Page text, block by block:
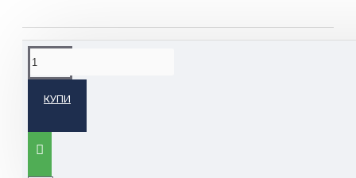
КУПИ
ОПИСАНИЕ НА ПРОДУКТА
сплав. Той е с овална форма, даваща възможност за оптимално